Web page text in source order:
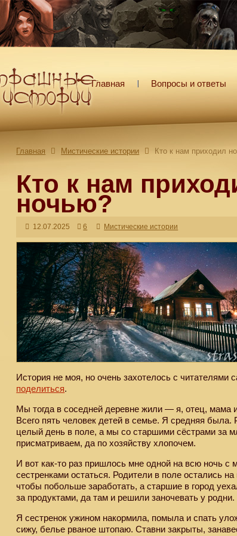
Главная Вопросы и ответы
Главная Мистические истории Кто к нам приходил
Кто к нам
ночью?
12.07.2025 6 Мистические истории
История не моя, но очень захотелось с читателями
поделиться.
Мы тогда в соседней деревне жили — я, отец, мама
Всего пять человек детей в семье. Я средняя была.
целый день в поле, а мы со старшими сёстрами за
присматриваем, да по хозяйству хлопочем.
И вот как-то раз пришлось мне одной на всю ночь с
сестренками остаться. Родители в поле остались
чтобы побольше заработать, а старшие в город
за продуктами, да там и решили заночевать у родни.
Я сестренок ужином накормила, помыла и спать
сижу, белье рваное штопаю. Ставни закрыты,